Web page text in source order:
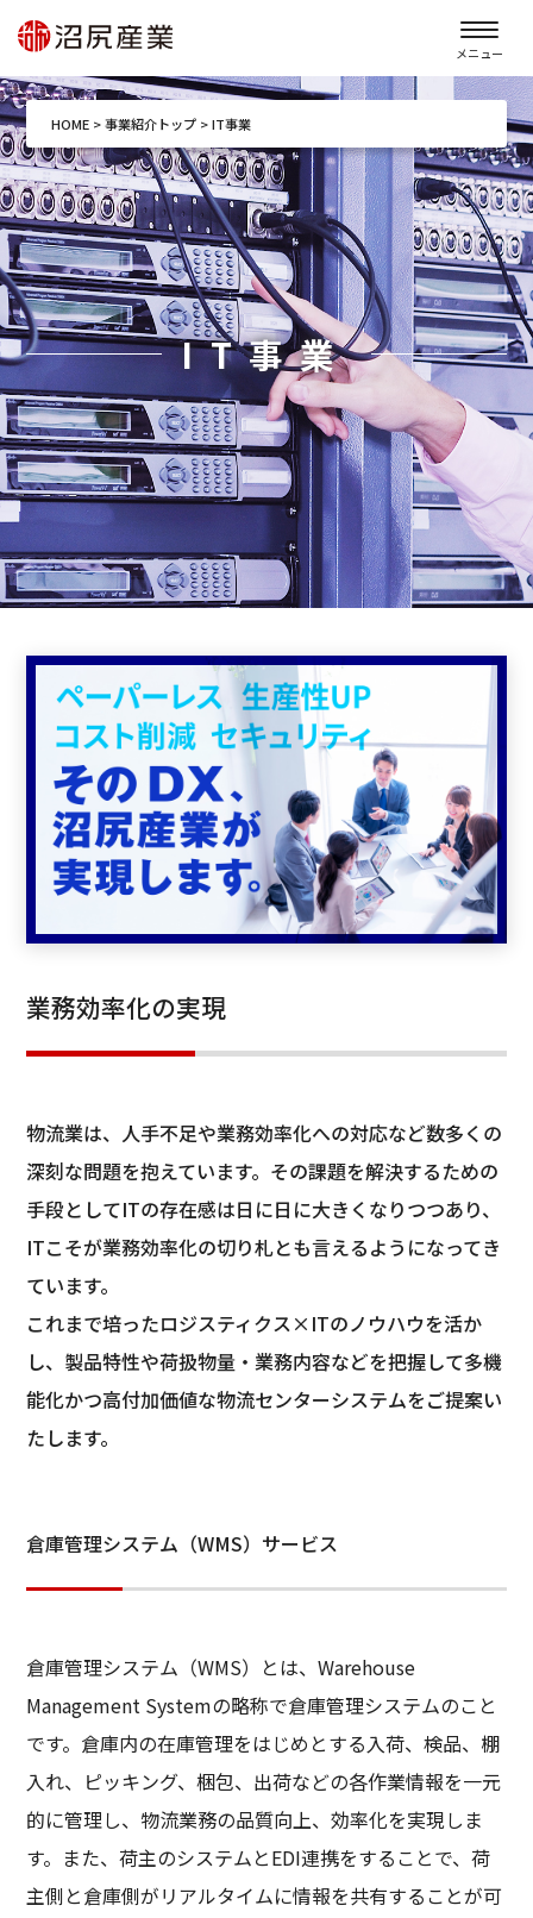
メニュー
HOME> 事業紹介トップ> IT事業
IT事業
業務効率化の実現
物流業は、人手不足や業務効率化への対応など数多くの
深刻な問題を抱えています。その課題を解決するための
手段としてITの存在感は日に日に大きくなりつつあり、
ITこそが業務効率化の切り札とも言えるようになってき
ています。
これまで培ったロジスティクス×ITのノウハウを活か
し、製品特性や荷扱物量・業務内容などを把握して多機
能化かつ高付加価値な物流センターシステムをご提案い
たします。
倉庫管理システム（WMS）サービス
倉庫管理システム（WMS）とは、Warehouse
Management Systemの略称で倉庫管理システムのこと
です。倉庫内の在庫管理をはじめとする入荷、検品、棚
入れ、ピッキング、梱包、出荷などの各作業情報を一元
的に管理し、物流業務の品質向上、効率化を実現しま
す。また、荷主のシステムとEDI連携をすることで、荷
主側と倉庫側がリアルタイムに情報を共有することが可